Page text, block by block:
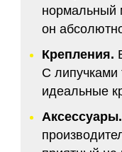
нормальный
он
Крепления.
С
идеальные
Аксессуары.